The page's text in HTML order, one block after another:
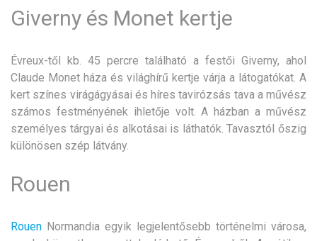
Giverny és Monet kertje
Évreux-től kb. 45 percre található a festői Giverny, ahol
Claude Monet háza és világhírű kertje várja a látogatókat. A
kert színes virágágyásai és híres tavirózsás tava a művész
számos festményének ihletője volt. A házban a művész
személyes tárgyai és alkotásai is láthatók. Tavasztól őszig
különösen szép látvány.
Rouen
Rouen Normandia egyik legjelentősebb történelmi városa,